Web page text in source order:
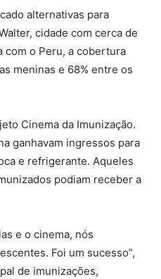
alternativas para
cidade com cerca de
com o Peru, a cobertura
meninas e 68% entre os
Cinema da Imunização.
ganhavam ingressos para
e refrigerante. Aqueles
podiam receber a
e o cinema, nós
Foi um sucesso”,
de imunizações,